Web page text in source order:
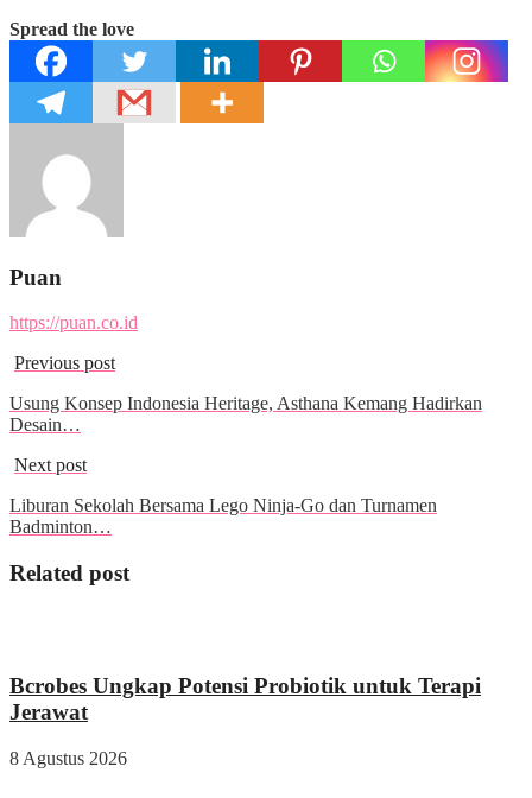
Spread the love
Puan
https://puan.co.id
Previous post
Usung Konsep Indonesia Heritage, Asthana Kemang Hadirkan
Desain…
Next post
Liburan Sekolah Bersama Lego Ninja-Go dan Turnamen
Badminton…
Related post
Bcrobes Ungkap Potensi Probiotik untuk Terapi
Jerawat
8 Agustus 2026